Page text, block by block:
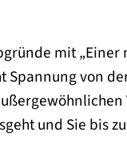
mit „Einer
von
und Sie bis